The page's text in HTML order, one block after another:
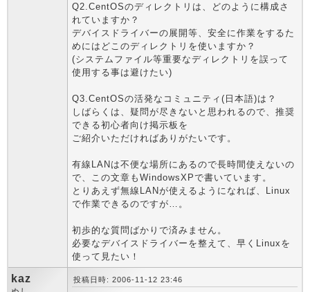
Q2.CentOSのディレクトリは、どのように構成さ
れていますか？
デバイスドライバーの展開等、安全に作業をするた
めにはどこのディレクトリを使いますか？
(システムファイル等重要なディレクトリを誤って
使用する事は避けたい)
Q3.CentOSの活発なコミュニティ(日本語)は？
しばらくは、疑問が尽きないと思われるので、推奨
できる初心者向け掲示板を
ご紹介いただければありがたいです。
有線LANは不便な場所にあるので長時間使えないの
で、この文章もWindowsXPで書いています。
とりあえず無線LANが使えるようになれば、Linux
で作業できるのですが…。
初歩的な質問ばかりで済みません。
必要なデバイスドライバーを整えて、早くLinuxを
使って見たい！
kaz 投稿日時: 2006-11-12 23:46